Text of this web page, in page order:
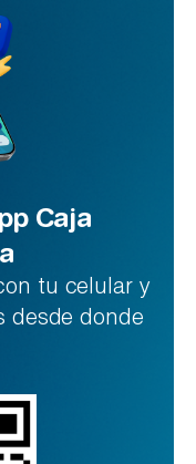
Caja
tu celular y
desde donde